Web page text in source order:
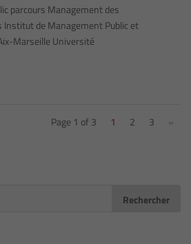
parcours Management des
de Management Public et
Marseille Université
Page 1 of 3 1 2 3 »